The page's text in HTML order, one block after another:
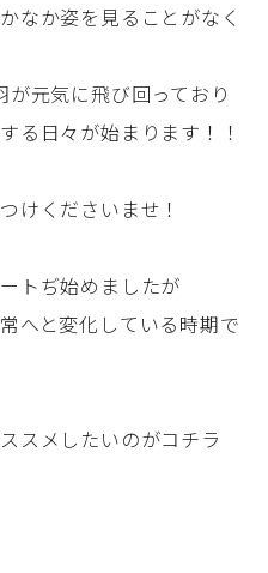
なか姿を見ることがなく
元気に飛び回っており
る日々が始まります！！
けくださいませ！
トぢ始めましたが
へと変化している時期で
スメしたいのがコチラ